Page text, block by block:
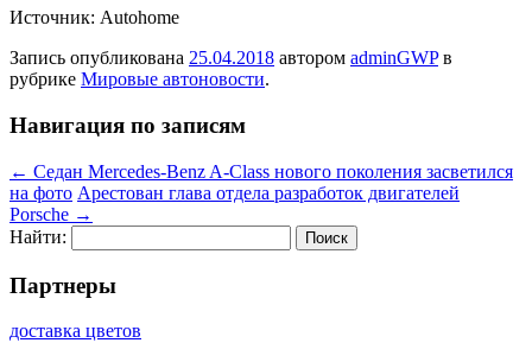
Источник: Autohome
Запись опубликована 25.04.2018 автором adminGWPв
рубрике Мировые автоновости.
Навигация по записям
← Седан Mercedes-Benz A-Class нового поколения засветился
на фото Арестован глава отдела разработок двигателей
Porsche →
Найти:
Партнеры
доставка цветов